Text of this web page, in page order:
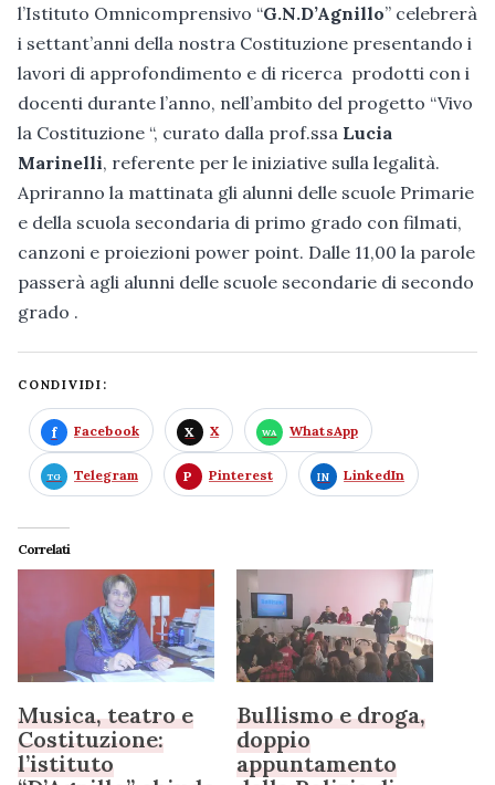
l’Istituto Omnicomprensivo “G.N.D’Agnillo” celebrerà
i settant’anni della nostra Costituzione presentando i
lavori di approfondimento e di ricerca prodotti con i
docenti durante l’anno, nell’ambito del progetto “Vivo
la Costituzione “, curato dalla prof.ssa Lucia
Marinelli, referente per le iniziative sulla legalità.
Apriranno la mattinata gli alunni delle scuole Primarie
e della scuola secondaria di primo grado con filmati,
canzoni e proiezioni power point. Dalle 11,00 la parole
passerà agli alunni delle scuole secondarie di secondo
grado .
CONDIVIDI:
Facebook X WhatsApp
Telegram Pinterest LinkedIn
Correlati
Musica, teatro e
Costituzione:
l’istituto
Bullismo e droga,
doppio
appuntamento